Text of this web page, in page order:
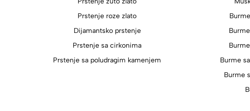
Prstenje roze zlato
Dijamantsko prstenje
Prstenje sa cirkonima
Prstenje sa poludragim kamenjem
Burme
Burme